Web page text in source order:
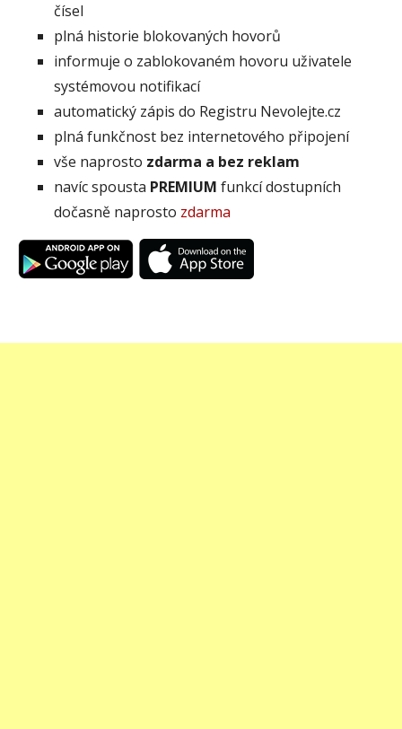
čísel
plná historie blokovaných hovorů
informuje o zablokovaném hovoru uživatele
systémovou notifikací
automatický zápis do Registru Nevolejte.cz
plná funkčnost bez internetového připojení
vše naprosto zdarma a bez reklam
navíc spousta PREMIUM funkcí dostupních
dočasně naprosto zdarma